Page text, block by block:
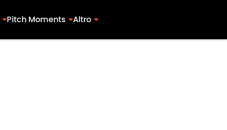
Pitch Moments Altro